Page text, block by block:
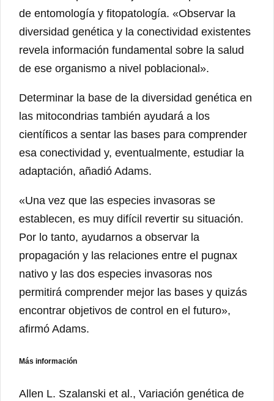
de entomología y fitopatología. «Observar la
diversidad genética y la conectividad existentes
revela información fundamental sobre la salud
de ese organismo a nivel poblacional».
Determinar la base de la diversidad genética en
las mitocondrias también ayudará a los
científicos a sentar las bases para comprender
esa conectividad y, eventualmente, estudiar la
adaptación, añadió Adams.
«Una vez que las especies invasoras se
establecen, es muy difícil revertir su situación.
Por lo tanto, ayudarnos a observar la
propagación y las relaciones entre el pugnax
nativo y las dos especies invasoras nos
permitirá comprender mejor las bases y quizás
encontrar objetivos de control en el futuro»,
afirmó Adams.
Más información
Allen L. Szalanski et al., Variación genética de